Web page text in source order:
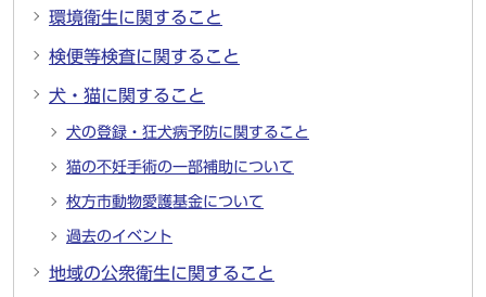
環境衛生に関すること
検便等検査に関すること
犬・猫に関すること
犬の登録・狂犬病予防に関すること
猫の不妊手術の一部補助について
枚方市動物愛護基金について
過去のイベント
地域の公衆衛生に関すること